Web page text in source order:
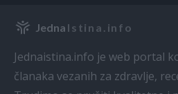
Jedna Istina.info
Jednaistina.info je web portal
članaka vezanih za zdravlje,